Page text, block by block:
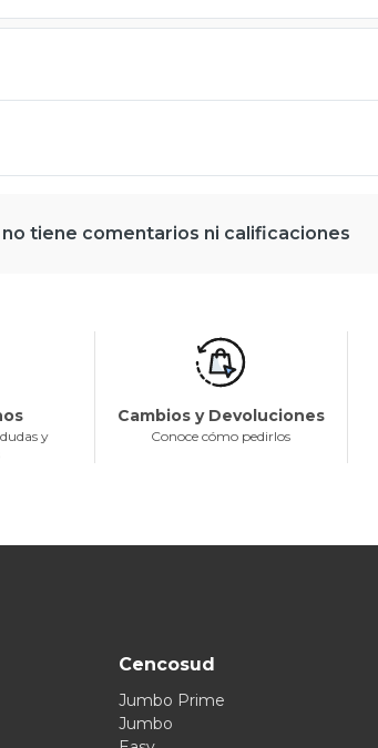
tiene comentarios ni calificaciones
y
Cambios y Devoluciones
Conoce cómo pedirlos
Cencosud
Jumbo Prime
Jumbo